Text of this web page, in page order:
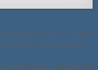
añaconsecutivo su torneo
a colecta mas cu Awg
A ANUNCIA CU WEGANAN